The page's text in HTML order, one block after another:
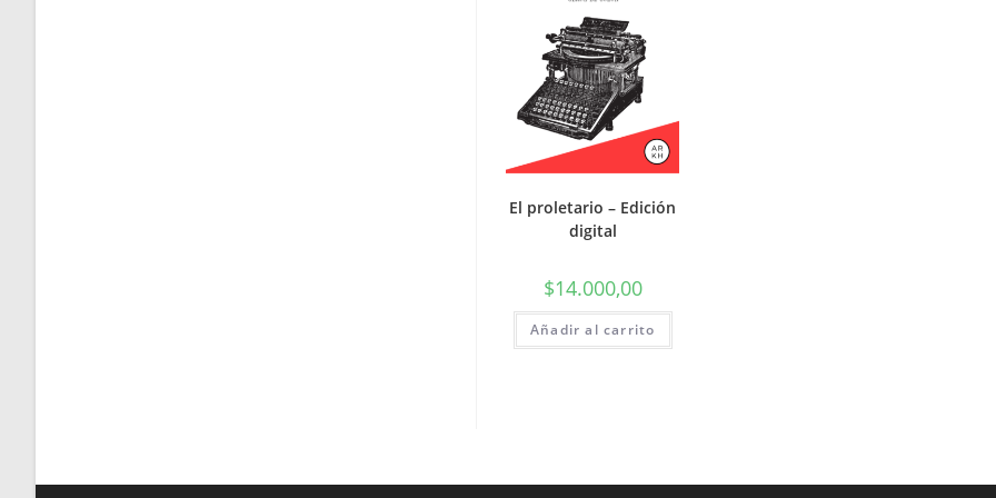
El proletario – Edición
digital
$14.000,00
Añadir al carrito